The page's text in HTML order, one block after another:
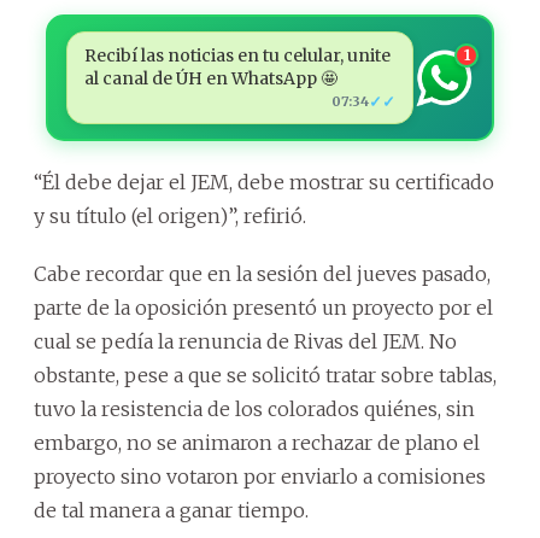
Recibí las noticias en tu celular, unite
al canal de ÚH en WhatsApp 🤩
07:34✓✓
1
“Él debe dejar el JEM, debe mostrar su certificado
y su título (el origen)”, refirió.
Cabe recordar que en la sesión del jueves pasado,
parte de la oposición presentó un proyecto por el
cual se pedía la renuncia de Rivas del JEM. No
obstante, pese a que se solicitó tratar sobre tablas,
tuvo la resistencia de los colorados quiénes, sin
embargo, no se animaron a rechazar de plano el
proyecto sino votaron por enviarlo a comisiones
de tal manera a ganar tiempo.